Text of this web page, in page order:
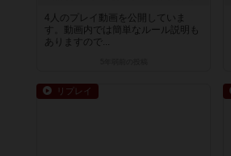
4人のプレイ動画を公開していま
す。動画内では簡単なルール説明も
ありますので...
リプレイ